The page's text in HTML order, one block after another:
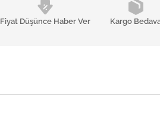
Fiyat Düşünce Haber Ver Kargo